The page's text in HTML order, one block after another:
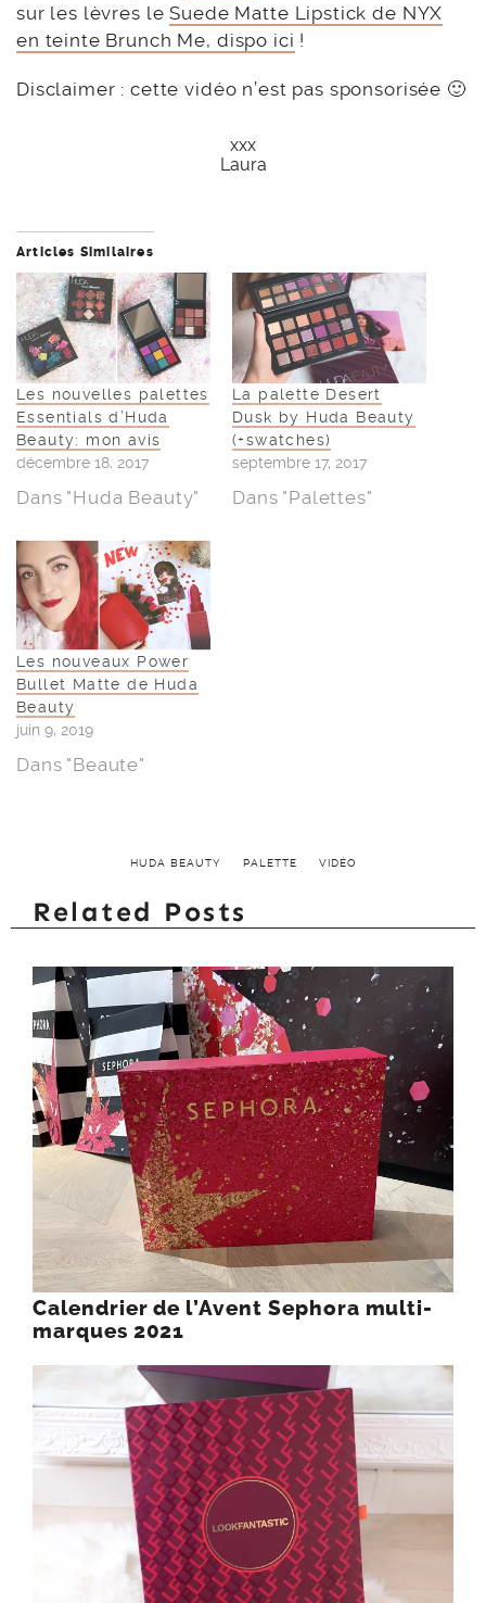
sur les lèvres leSuede Matte Lipstick de NYX
en teinte Brunch Me, dispo ici !
Disclaimer : cette vidéo n’est pas sponsorisée 🙂
xxx
Laura
Articles Similaires
Les nouvelles palettes
Essentials d’Huda
Beauty: mon avis
décembre 18, 2017
Dans "Huda Beauty"
La palette Desert
Dusk by Huda Beauty
(+swatches)
septembre 17, 2017
Dans "Palettes"
Les nouveaux Power
Bullet Matte de Huda
Beauty
juin 9, 2019
Dans "Beaute"
HUDA BEAUTY PALETTE VIDÉO
Related Posts
Calendrier de l’Avent Sephora multi-
marques 2021